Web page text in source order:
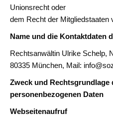
Unionsrecht oder
dem Recht der Mitgliedstaaten
Name und die Kontaktdaten
Rechtsanwältin Ulrike Schelp,
80335 München, Mail:
Zweck und Rechtsgrundlage
personenbezogenen Daten
Webseitenaufruf